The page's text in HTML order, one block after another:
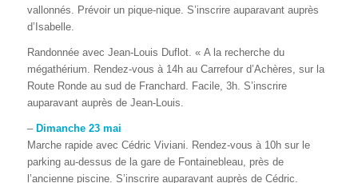
vallonnés. Prévoir un pique-nique. S’inscrire auparavant auprès
d’Isabelle.
Randonnée avec Jean-Louis Duflot. « A la recherche du
mégathérium. Rendez-vous à 14h au Carrefour d’Achères, sur la
Route Ronde au sud de Franchard. Facile, 3h. S’inscrire
auparavant auprès de Jean-Louis.
– Dimanche 23 mai
Marche rapide avec Cédric Viviani. Rendez-vous à 10h sur le
parking au-dessus de la gare de Fontainebleau, près de
l’ancienne piscine. S’inscrire auparavant auprès de Cédric.